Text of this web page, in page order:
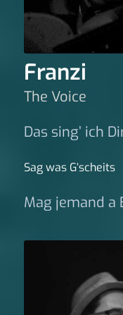
Franzi
The Voice
Das sing’ ich
Sag was G‘scheits
Mag jemand a